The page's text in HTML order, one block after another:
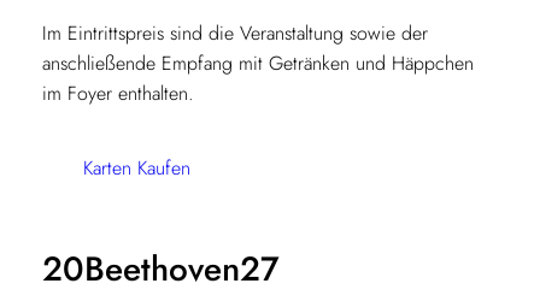
Im Eintrittspreis sind die Veranstaltung sowie der
anschließende Empfang mit Getränken und Häppchen
im Foyer enthalten.
Karten Kaufen
20Beethoven27